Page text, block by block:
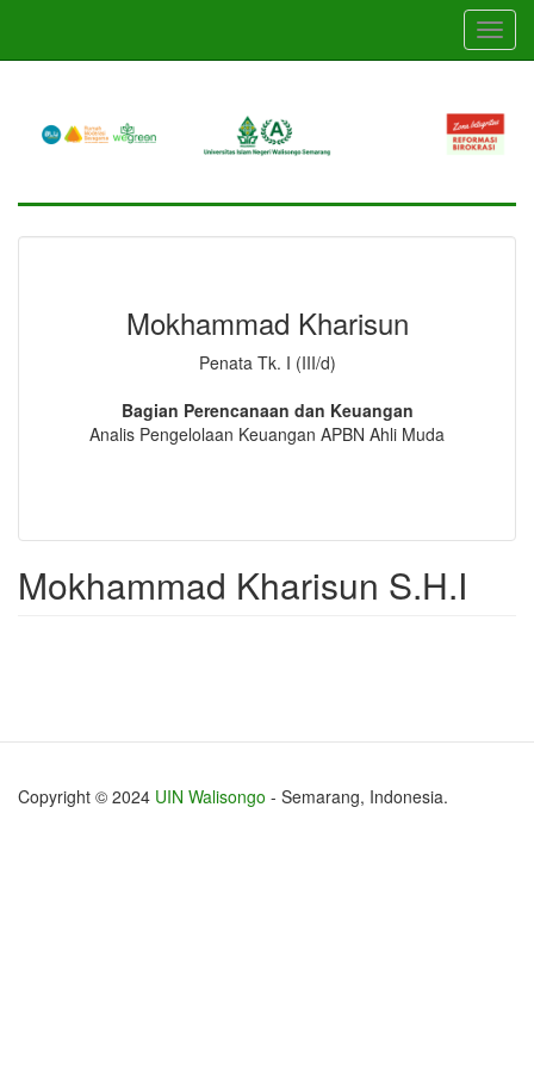
main
Mokhammad Kharisun
Penata Tk. I (III/d)
Bagian Perencanaan dan Keuangan
Analis Pengelolaan Keuangan APBN Ahli Muda
Mokhammad Kharisun S.H.I
Copyright © 2024 UIN Walisongo - Semarang, Indonesia.